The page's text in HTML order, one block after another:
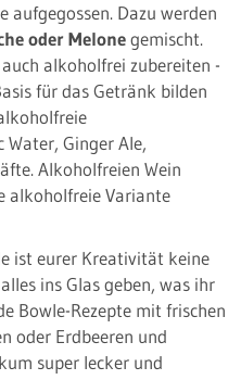
aufgegossen. Dazu werden
oder Melonegemischt.
alkoholfrei zubereiten -
für das Getränk bilden
Ginger Ale,
Alkoholfreien Wein
alkoholfreie Variante
ist eurer Kreativität keine
ins Glas geben, was ihr
Bowle-Rezepte mit frischen
oder Erdbeeren und
super lecker und